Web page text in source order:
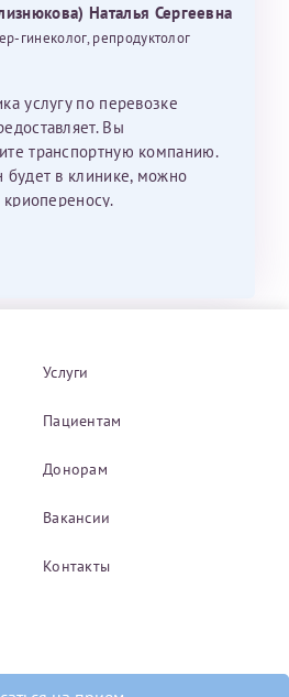
Наталья Сергеевна
гинеколог, репродуктолог
услугу по перевозке
Вы
транспортную компанию.
будет в клинике, можно
криопереносу.
Услуги
Пациентам
Донорам
Вакансии
Контакты